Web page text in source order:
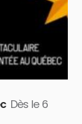
Dès le 6